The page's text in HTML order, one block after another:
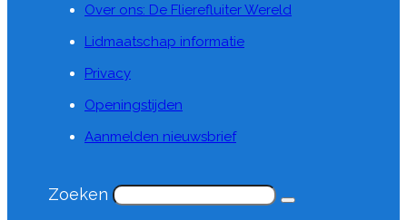
Over ons: De Flierefluiter Wereld
Lidmaatschap informatie
Privacy
Openingstijden
Aanmelden nieuwsbrief
Zoeken